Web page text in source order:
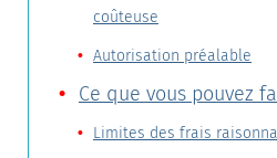
coûteuse
Autorisation préalable
Ce que vous pouvez
Limites des frais